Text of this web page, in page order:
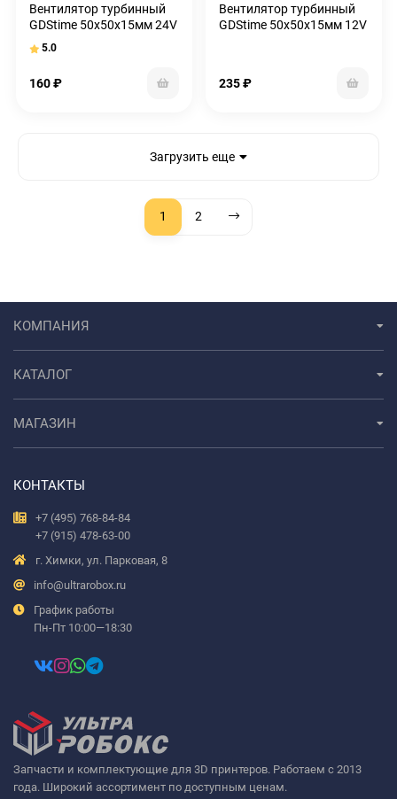
Вентилятор турбинный
GDStime 50x50x15мм 24V
5.0
160₽
Вентилятор турбинный
GDStime 50x50x15мм 12V
235₽
Загрузить еще
1 2
Запчасти и комплектующие для 3D принтеров. Работаем с 2013
года. Широкий ассортимент по доступным ценам.
КОМПАНИЯ
КАТАЛОГ
МАГАЗИН
КОНТАКТЫ
+7 (495) 768-84-84
+7 (915) 478-63-00
г. Химки, ул. Парковая, 8
info@ultrarobox.ru
График работы
Пн-Пт 10:00—18:30